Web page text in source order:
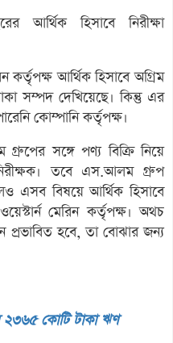
আর্থিক হিসাবে নিরীক্ষা
কর্তৃপক্ষ আর্থিক হিসাবে অগ্রিম
সম্পদ দেখিয়েছে। কিন্তু এর
কোম্পানি কর্তৃপক্ষ।
সঙ্গে পণ্য বিক্রি নিয়ে
তবে এস.আলম গ্রুপ
এসব বিষয়ে আর্থিক হিসাবে
মেরিন কর্তৃপক্ষ। অথচ
প্রভাবিত হবে, তা বোঝার জন্য
২৩৬৫ কোটি টাকা ঋণ